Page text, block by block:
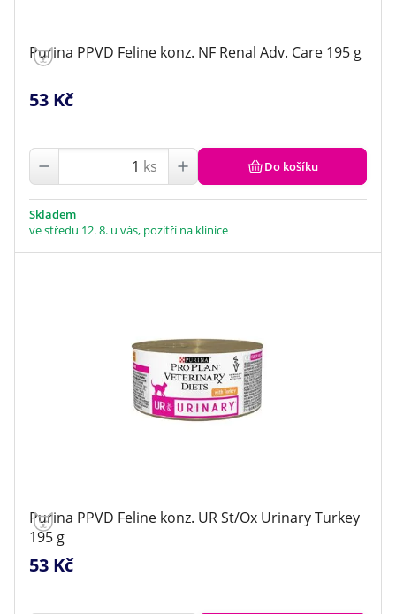
Purina PPVD Feline konz. NF Renal Adv. Care 195 g
53 Kč
ks Do košíku
Skladem
ve středu 12. 8. u vás, pozítří na klinice
Purina PPVD Feline konz. UR St/Ox Urinary Turkey
195 g
53 Kč